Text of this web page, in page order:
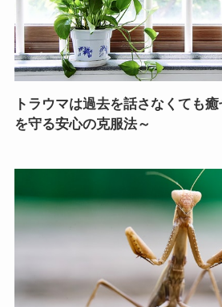
トラウマは過去を話さなくても
を守る安心の克服法～